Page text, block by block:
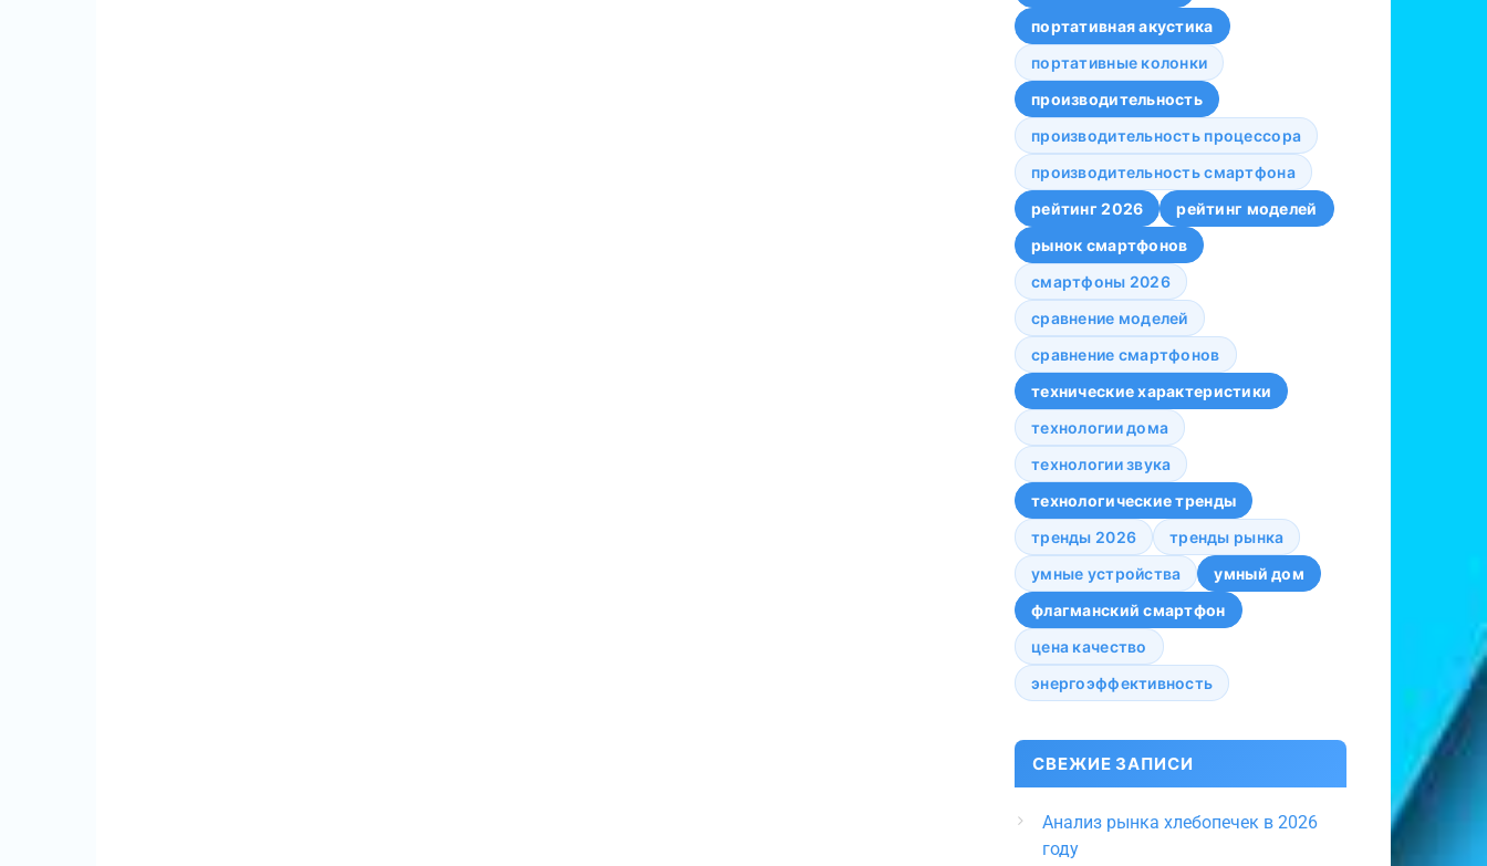
портативная акустика
портативные колонки
производительность
производительность процессора
производительность смартфона
рейтинг 2026
рейтинг моделей
рынок смартфонов
смартфоны 2026
сравнение моделей
сравнение смартфонов
технические характеристики
технологии дома
технологии звука
технологические тренды
тренды 2026
тренды рынка
умные устройства
умный дом
флагманский смартфон
цена качество
энергоэффективность
СВЕЖИЕ ЗАПИСИ
Анализ рынка хлебопечек в 2026
году